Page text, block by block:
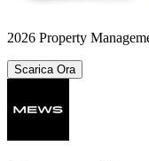
2026 Property
Scarica Ora